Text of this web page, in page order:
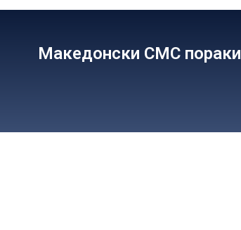
Македонски СМС пораки